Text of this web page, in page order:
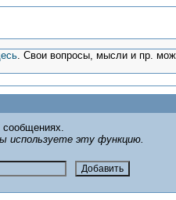
. Свои вопросы, мысли и пр.
используете эту функцию.